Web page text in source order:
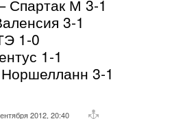
Спартак М 3-1
3-1
1-0
1-1
3-1
2012, 20:40